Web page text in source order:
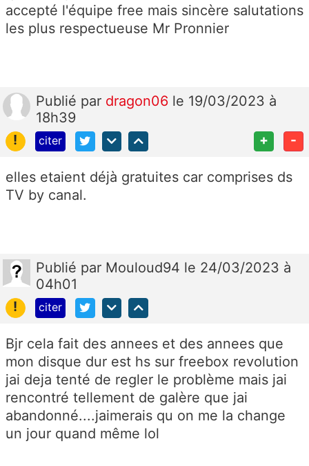
accepté l'équipe free mais sincère salutations
les plus respectueuse Mr Pronnier
Publié par dragon06 le 19/03/2023 à
18h39
!
citer + -
elles etaient déjà gratuites car comprises ds
TV by canal.
Publié par Mouloud94 le 24/03/2023 à
04h01
!
citer
Bjr cela fait des annees et des annees que
mon disque dur est hs sur freebox revolution
jai deja tenté de regler le problème mais jai
rencontré tellement de galère que jai
abandonné....jaimerais qu on me la change
un jour quand même lol